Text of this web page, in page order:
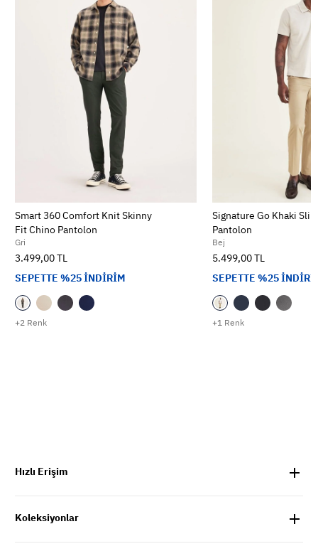
+2 Renk
Smart 360 Comfort Knit Skinny
Fit Chino Pantolon
Gri
3.499,00 TL
SEPETTE %25 İNDİRİM
+1 Renk
Signature Go Khaki
Pantolon
Bej
5.499,00 TL
SEPETTE %25
Hızlı Erişim
Koleksiyonlar